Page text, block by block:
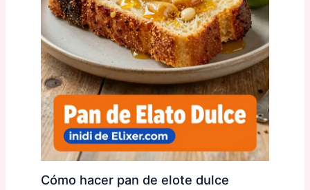
Cómo hacer pan de elote dulce